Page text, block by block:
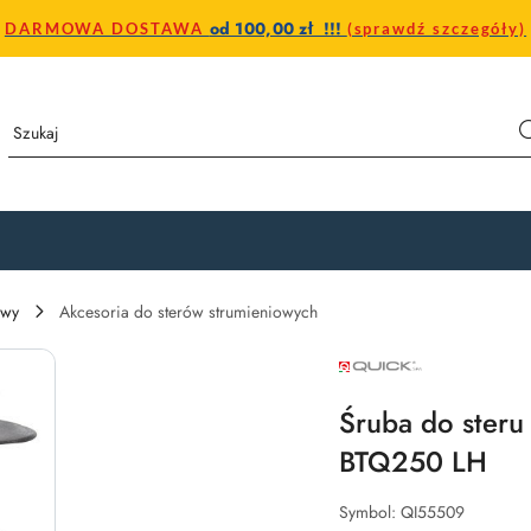
DARMOWA DOSTAWA od 100,00 zł !!! (sprawdź szczegóły)
Akcesoria do sterów strumieniowych
NAZWA
PRODUCENTA:
Śruba do
BTQ250 LH
Symbol: QI55509